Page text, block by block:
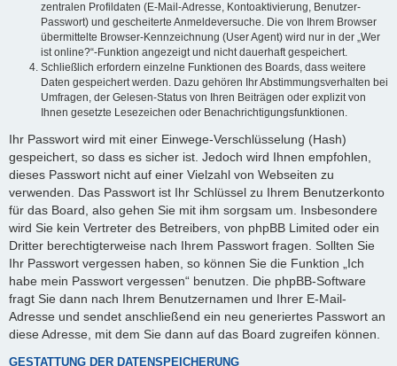
zentralen Profildaten (E-Mail-Adresse, Kontoaktivierung, Benutzer-
Passwort) und gescheiterte Anmeldeversuche. Die von Ihrem Browser
übermittelte Browser-Kennzeichnung (User Agent) wird nur in der „Wer
ist online?“-Funktion angezeigt und nicht dauerhaft gespeichert.
Schließlich erfordern einzelne Funktionen des Boards, dass weitere
Daten gespeichert werden. Dazu gehören Ihr Abstimmungsverhalten bei
Umfragen, der Gelesen-Status von Ihren Beiträgen oder explizit von
Ihnen gesetzte Lesezeichen oder Benachrichtigungsfunktionen.
Ihr Passwort wird mit einer Einwege-Verschlüsselung (Hash)
gespeichert, so dass es sicher ist. Jedoch wird Ihnen empfohlen,
dieses Passwort nicht auf einer Vielzahl von Webseiten zu
verwenden. Das Passwort ist Ihr Schlüssel zu Ihrem Benutzerkonto
für das Board, also gehen Sie mit ihm sorgsam um. Insbesondere
wird Sie kein Vertreter des Betreibers, von phpBB Limited oder ein
Dritter berechtigterweise nach Ihrem Passwort fragen. Sollten Sie
Ihr Passwort vergessen haben, so können Sie die Funktion „Ich
habe mein Passwort vergessen“ benutzen. Die phpBB-Software
fragt Sie dann nach Ihrem Benutzernamen und Ihrer E-Mail-
Adresse und sendet anschließend ein neu generiertes Passwort an
diese Adresse, mit dem Sie dann auf das Board zugreifen können.
GESTATTUNG DER DATENSPEICHERUNG